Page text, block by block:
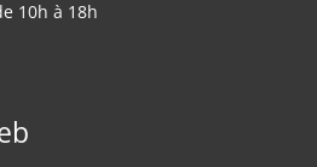
10h à 18h